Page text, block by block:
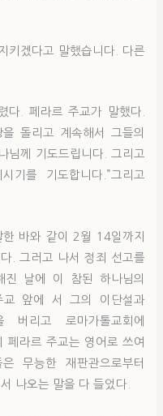
키겠다고 말했습니다. 다른
다. 페라르 주교가 말했다.
돌리고 계속해서 그들의
님께 기도드립니다. 그리고
기를 기도합니다.”그리고
바와 같이 2월 14일까지
. 그러고 나서 정죄 선고를
진 날에 이 참된 하나님의
교 앞에 서 그의 이단설과
버리고 로마가톨교회에
페라르 주교는 영어로 쓰여
무능한 재판관으로부터
서 나오는 말을 다 들었다.